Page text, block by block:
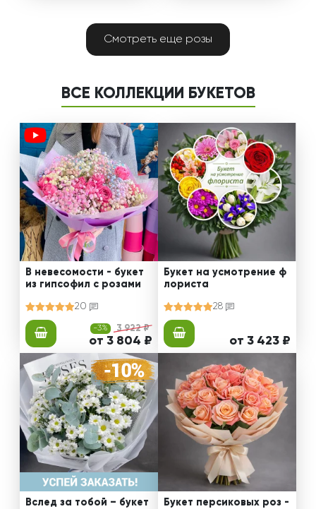
Смотреть еще розы
ВСЕ КОЛЛЕКЦИИ БУКЕТОВ
В невесомости - букет
из гипсофил с розами
20
-3% 3 922 ₽
от 3 804 ₽
Букет на усмотрение ф
лориста
28
от 3 423 ₽
Вслед за тобой – букет
Букет персиковых роз -